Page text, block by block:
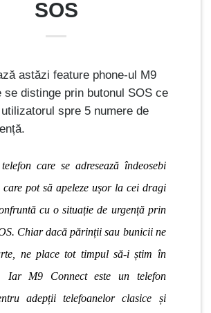
SOS
astăzi feature phone-ul M9
se distinge prin butonul SOS ce
spre 5 numere de
care se adresează îndeosebi
care pot să apeleze ușor la cei dragi
cu o situație de urgență prin
Chiar dacă părinții sau bunicii ne
ne place tot timpul să-i știm în
Iar M9 Connect este un telefon
adepții telefoanelor clasice și